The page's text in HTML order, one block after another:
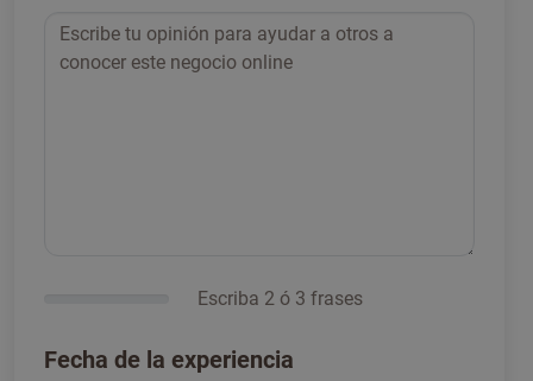
Escriba 2 ó 3 frases
Fecha de la experiencia